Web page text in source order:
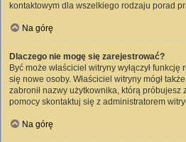
kontaktowym dla wszelkiego rodzaju porad
Na górę
Dlaczego nie mogę się zarejestrować?
Być może właściciel witryny wyłączył
się nowe osoby. Właściciel witryny mógł
zabronił nazwy użytkownika, którą próbujesz
pomocy skontaktuj się z administratorem
Na górę